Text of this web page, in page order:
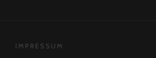
IMPRESSUM